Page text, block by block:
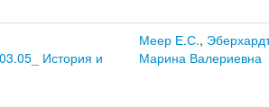
История и
Меер Е.С.,
Марина Валериевна